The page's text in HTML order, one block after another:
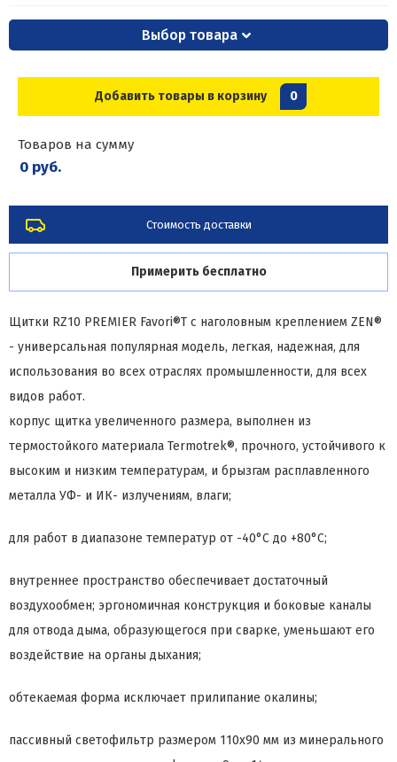
Выбор товара
Добавить товары в корзину 0
Товаров на сумму
0 руб.
Стоимость доставки
Примерить бесплатно
Щитки RZ10 PREMIER Favori®T c наголовным креплением ZEN®
- универсальная популярная модель, легкая, надежная, для
использования во всех отраслях промышленности, для всех
видов работ.
корпус щитка увеличенного размера, выполнен из
термостойкого материала Termotrek®, прочного, устойчивого к
высоким и низким температурам, и брызгам расплавленного
металла УФ- и ИК- излучениям, влаги;
для работ в диапазоне температур от -40°С до +80°С;
внутреннее пространство обеспечивает достаточный
воздухообмен; эргономичная конструкция и боковые каналы
для отвода дыма, образующегося при сварке, уменьшают его
воздействие на органы дыхания;
обтекаемая форма исключает прилипание окалины;
пассивный светофильтр размером 110х90 мм из минерального